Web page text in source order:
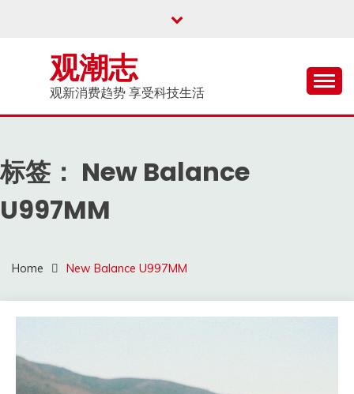
观潮志
观新消费趋势 享受科技生活
标签： New Balance
U997MM
Home New Balance U997MM